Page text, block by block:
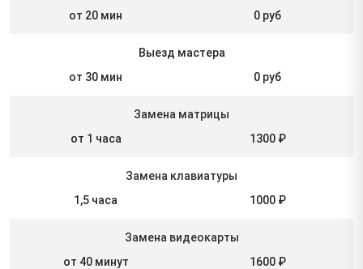
от 20 мин
0 руб
Выезд мастера
от 30 мин
0 руб
Замена матрицы
от 1 часа
1300 ₽
Замена клавиатуры
1,5 часа
1000 ₽
Замена видеокарты
от 40 минут
1600 ₽